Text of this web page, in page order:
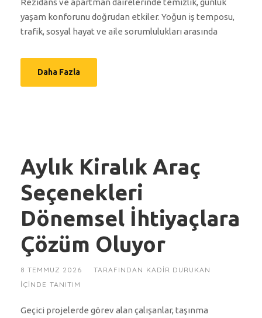
Rezidans ve apartman dairelerinde temizlik, günlük
yaşam konforunu doğrudan etkiler. Yoğun iş temposu,
trafik, sosyal hayat ve aile sorumlulukları arasında
Daha Fazla
Aylık Kiralık Araç
Seçenekleri
Dönemsel İhtiyaçlara
Çözüm Oluyor
8 TEMMUZ 2026 TARAFINDAN KADIR DURUKAN
IÇINDE TANITIM
Geçici projelerde görev alan çalışanlar, taşınma